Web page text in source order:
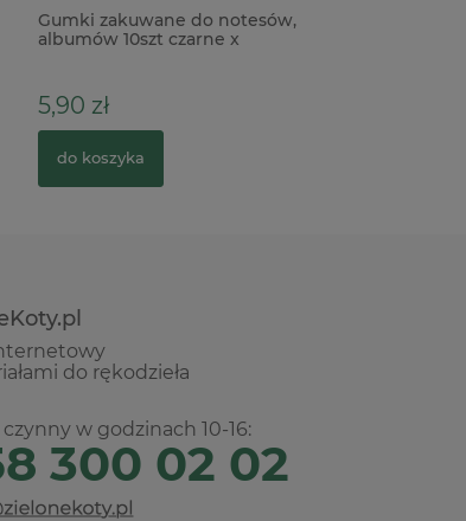
Gumki zakuwane do notesów,
albumów 10szt czarne x
5,90 zł
do koszyka
do rękodzieła
w godzinach 10-16:
300 02 02